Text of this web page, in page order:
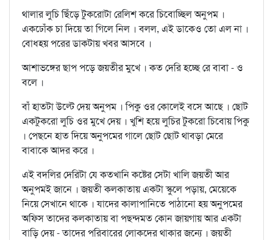
থালার লুচি ছিঁড়ে টুকরোটা রেলিশ করে চিবোচ্ছিল অনুপম ।
একঢোঁক চা দিয়ে তা গিলে নিল । বলল, এই ডাকেও তো এল না ।
বোধহয় পরের ডাকটায় খবর আসবে ।
আশাভঙ্গের ছাপ পড়ে জয়তীর মুখে । কত দেরি হচ্ছে রে বাবা - ও
বলে ।
বাঁ হাতটা উল্টে দেয় অনুপম । পিকু ওর কোলেই বসে আছে । ছোট
একটুকরো লুচি ওর মুখে দেয় । খুশি হয়ে লুচির টুকরো চিবোয় পিকু
। পেছনে হাত দিয়ে অনুপমের গালে ছোট ছোট থাবড়া মেরে
বাবাকে আদর করে ।
এই বদলির দেরিটা যে কতখানি কষ্টের সেটা খালি জয়তী আর
অনুপমই জানে । জয়তী কলকাতায় একটা স্কুলে পড়ায়, মেয়েকে
নিয়ে সেখানে থাকে । যাদের কালাপানিতে পাঠানো হয় অনুপমের
অফিস তাদের কলকাতায় বা পছন্দমত কোন জায়গায় আর একটা
বাড়ি দেয় - তাদের পরিবারের লোকদের থাকার জন্যে । জয়তী